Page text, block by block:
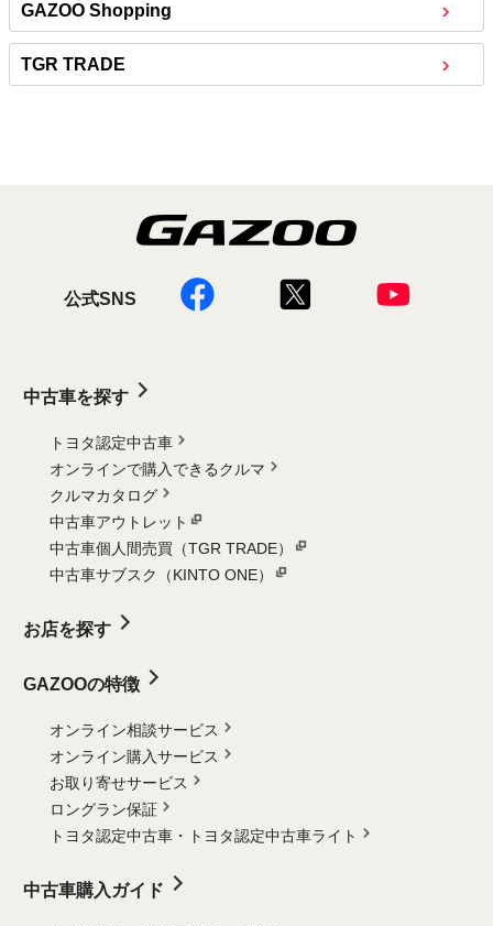
GAZOO Shopping
TGR TRADE
公式SNS
中古車を探す
トヨタ認定中古車
オンラインで購入できるクルマ
クルマカタログ
中古車アウトレット
中古車個人間売買（TGR TRADE）
中古車サブスク（KINTO ONE）
お店を探す
GAZOOの特徴
オンライン相談サービス
オンライン購入サービス
お取り寄せサービス
ロングラン保証
トヨタ認定中古車・
トヨタ認定中古車ライト
中古車購入ガイド